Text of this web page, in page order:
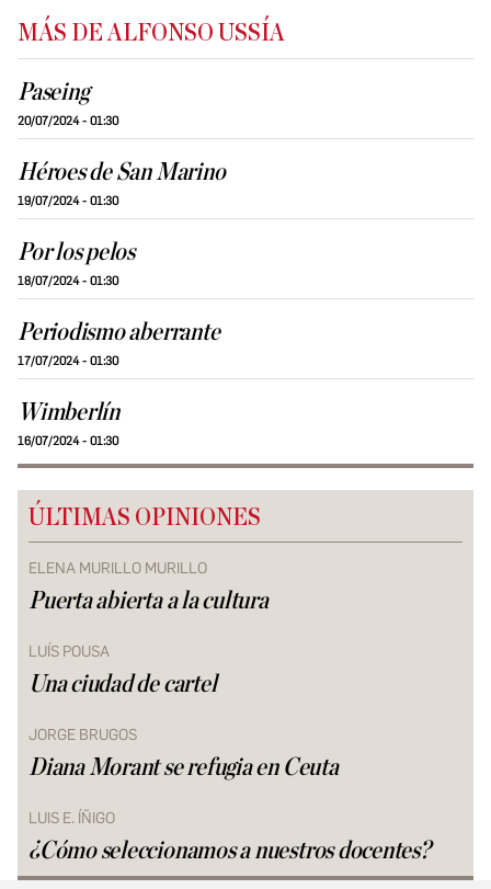
MÁS DE ALFONSO USSÍA
Paseing
20/07/2024 - 01:30
Héroes de San Marino
19/07/2024 - 01:30
Por los pelos
18/07/2024 - 01:30
Periodismo aberrante
17/07/2024 - 01:30
Wimberlín
16/07/2024 - 01:30
ÚLTIMAS OPINIONES
ELENA MURILLO MURILLO
Puerta abierta a la cultura
LUÍS POUSA
Una ciudad de cartel
JORGE BRUGOS
Diana Morant se refugia en Ceuta
LUIS E. ÍÑIGO
¿Cómo seleccionamos a nuestros docentes?